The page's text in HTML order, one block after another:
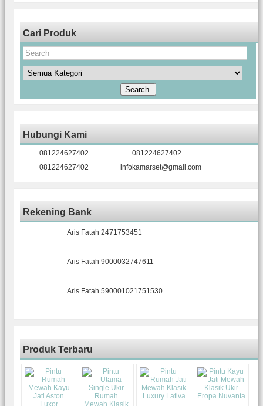
Cari Produk
Hubungi Kami
081224627402
081224627402
081224627402
infokamarset@gmail.com
Rekening Bank
Aris Fatah 2471753451
Aris Fatah 9000032747611
Aris Fatah 590001021751530
Produk Terbaru